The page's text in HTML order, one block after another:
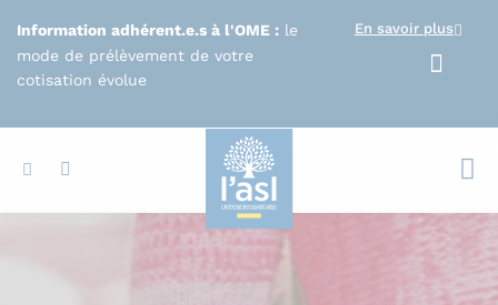
Information adhérent.e.s à l'OME : le
mode de prélèvement de votre
cotisation évolue
En savoir plus